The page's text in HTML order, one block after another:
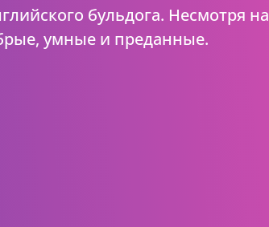
бульдога. Несмотря на
умные и преданные.